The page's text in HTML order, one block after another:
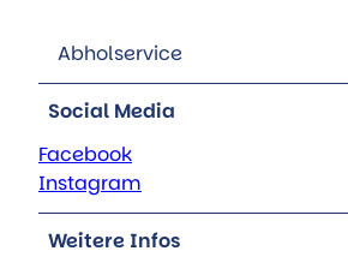
Abholservice
Social Media
Facebook
Instagram
Weitere Infos